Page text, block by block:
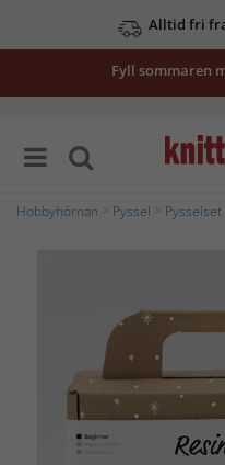
Alltid fri
Fyll sommaren
Hobbyhörnan Pyssel Pysselset